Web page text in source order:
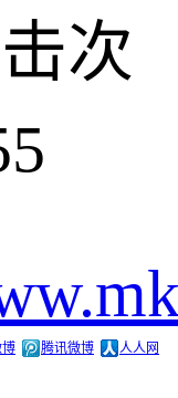
次
腾讯微博
人人网